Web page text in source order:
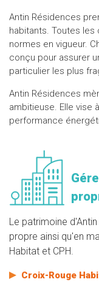
Antin Résidences
habitants. Toutes
normes en vigueur.
conçu pour assurer
particulier les plus
Antin Résidences
ambitieuse. Elle vise
performance
Le patrimoine
propre ainsi qu'en
Habitat et CPH.
Croix-Rouge